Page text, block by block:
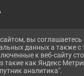
ПЕРСОНАЛЬНЫХ
вы соглашаетесь
данных а также с
к веб-сайту
такие как Яндекс
аналитика".